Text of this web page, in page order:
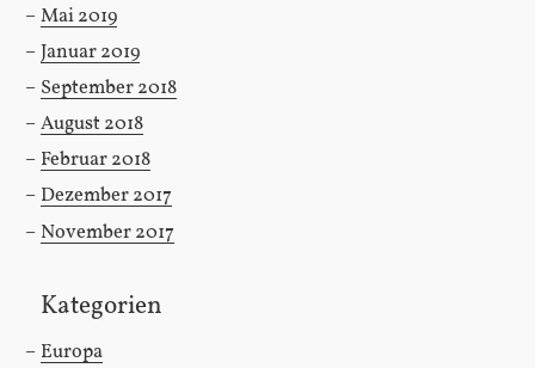
Mai 2019
Januar 2019
September 2018
August 2018
Februar 2018
Dezember 2017
November 2017
Kategorien
Europa